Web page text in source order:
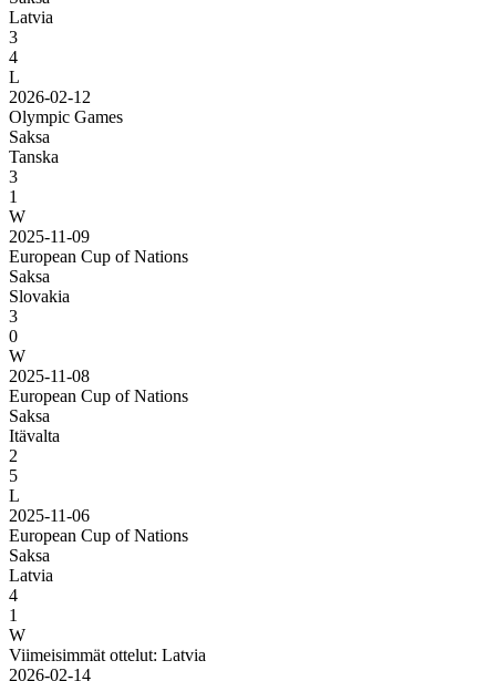
Latvia
3
4
L
2026-02-12
Olympic Games
Saksa
Tanska
3
1
W
2025-11-09
European Cup of Nations
Saksa
Slovakia
3
0
W
2025-11-08
European Cup of Nations
Saksa
Itävalta
2
5
L
2025-11-06
European Cup of Nations
Saksa
Latvia
4
1
W
Viimeisimmät ottelut: Latvia
2026-02-14